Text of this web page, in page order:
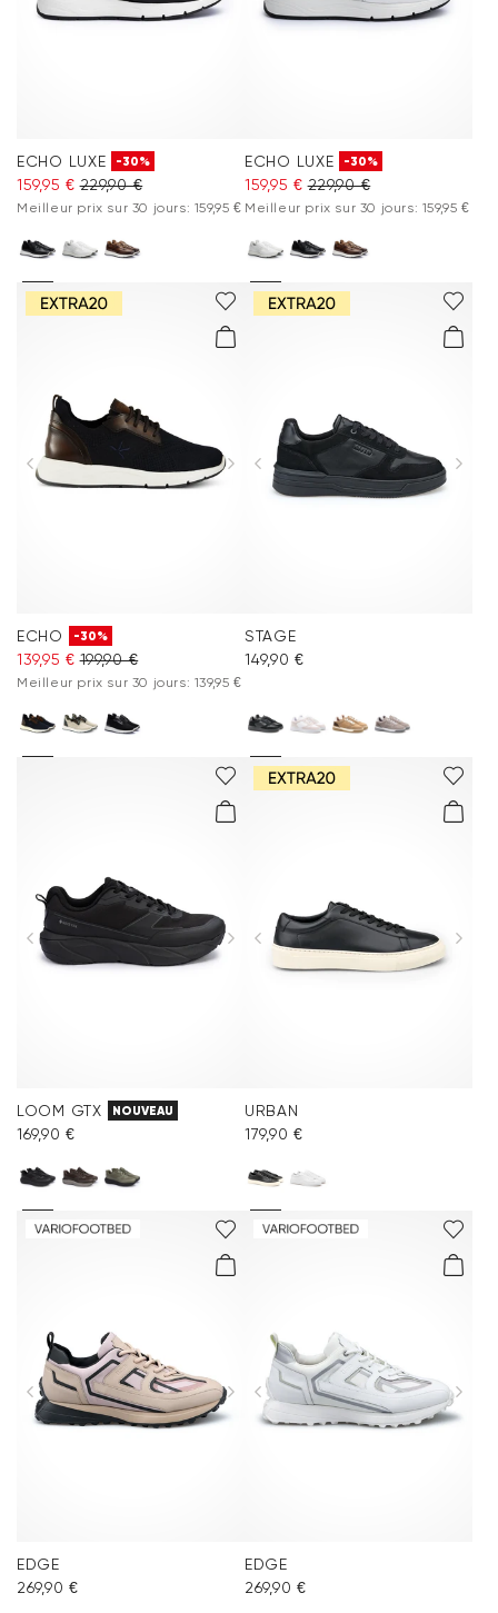
ECHO LUXE -30%
159,95 € 229,90 €
Meilleur prix sur 30 jours: 159,95 €
ECHO LUXE -30%
159,95 € 229,90 €
Meilleur prix sur 30 jours: 159,95 €
ECHO -30%
139,95 € 199,90 €
Meilleur prix sur 30 jours: 139,95 €
STAGE
149,90 €
LOOM GTX NOUVEAU
169,90 €
URBAN
179,90 €
EDGE
269,90 €
EDGE
269,90 €